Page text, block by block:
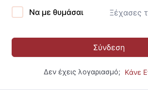
Να με θυμάσαι Ξέχασες
Σύνδεση
Δεν έχεις λογαριασμό; Κάνε